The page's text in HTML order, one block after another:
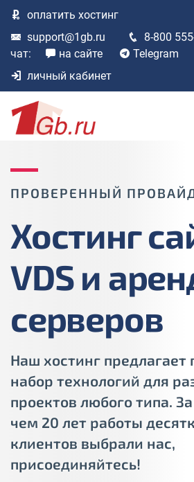
оплатить хостинг
support@1gb.ru
8-800
чат:
на сайте
Telegram
личный кабинет
ПРОВЕРЕННЫЙ
Хостинг
VDS и
серверов
Наш хостинг предлагает
набор технологий для
проектов любого типа.
чем 20 лет работы
клиентов выбрали нас,
присоединяйтесь!